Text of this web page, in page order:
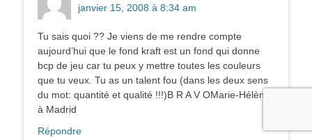
janvier 15, 2008 à 8:34 am
Tu sais quoi ?? Je viens de me rendre compte
aujourd’hui que le fond kraft est un fond qui donne
bcp de jeu car tu peux y mettre toutes les couleurs
que tu veux. Tu as un talent fou (dans les deux sens
du mot: quantité et qualité !!!)B R A V OMarie-Hélène
à Madrid
Répondre